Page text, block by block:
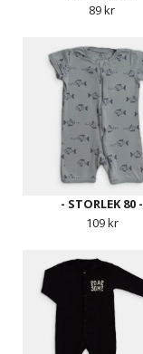
89 kr
- STORLEK 80 -
109 kr